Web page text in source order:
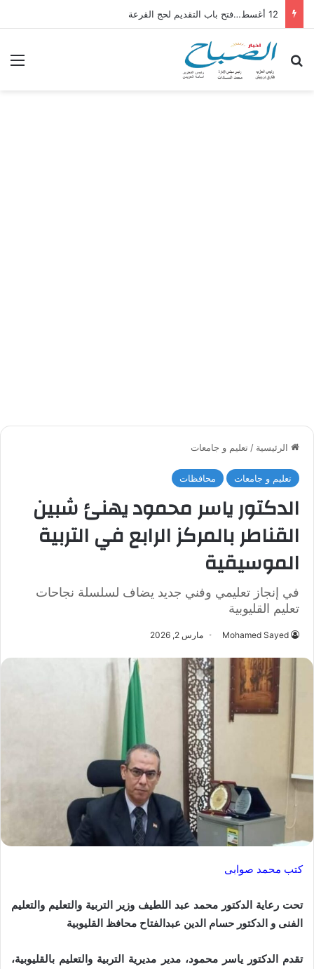
12 أغسط…فتح باب التقديم لحج القرعة
بحث عن
الرئيسية / تعليم و جامعات
تعليم و جامعات محافظات
الدكتور ياسر محمود يهنئ شبين
القناطر بالمركز الرابع في التربية
الموسيقية
في إنجاز تعليمي وفني جديد يضاف لسلسلة نجاحات
تعليم القليوبية
Mohamed Sayed مارس 2, 2026
كتب محمد صوابى
تحت رعاية الدكتور محمد عبد اللطيف وزير التربية والتعليم والتعليم
الفنى و الدكتور حسام الدين عبدالفتاح محافظ القليوبية
تقدم الدكتور ياسر محمود، مدير مديرية التربية والتعليم بالقليوبية،